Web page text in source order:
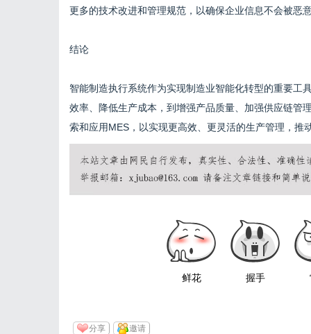
更多的技术改进和管理规范，以确保企业信息不会被恶
结论
智能制造执行系统作为实现制造业智能化转型的重要工
效率、降低生产成本，到增强产品质量、加强供应链管
索和应用MES，以实现更高效、更灵活的生产管理，推
鲜花 握手
分享 邀请